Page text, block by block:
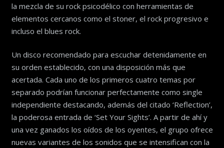
la mezcla de su rock psicodélico con herramientas de
elementos cercanos como el stoner, el rock progresivo e
incluso el blues rock.
Un disco recomendado para escuchar detenidamente en
su orden establecido, con una disposición más que
acertada. Cada uno de los primeros cuatro temas por
separado podrían funcionar perfectamente como single
independiente destacando, además del citado ‘Reflection’,
la poderosa entrada de ‘Set Your Sights’. A partir de ahí y
una vez ganados los oídos de los oyentes, el grupo ofrece
nuevas variantes de los sonidos que se intensifican con la